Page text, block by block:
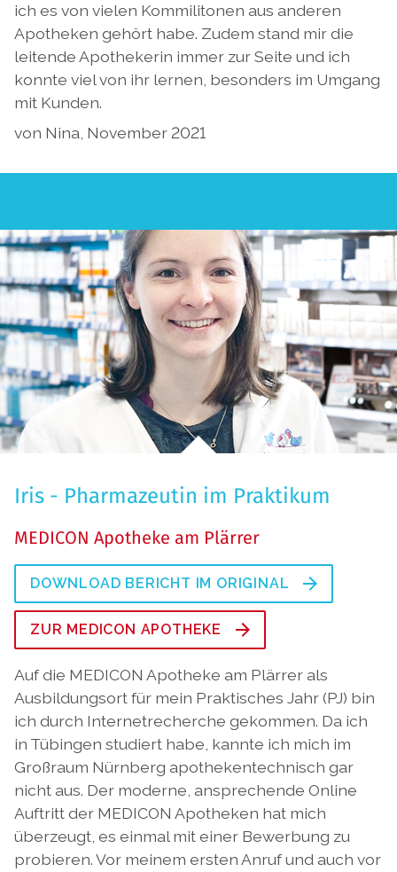
ich es von vielen Kommilitonen aus anderen
Apotheken gehört habe. Zudem stand mir die
leitende Apothekerin immer zur Seite und ich
konnte viel von ihr lernen, besonders im Umgang
mit Kunden.
von Nina, November 2021
Iris - Pharmazeutin im Praktikum
MEDICON Apotheke am Plärrer
DOWNLOAD BERICHT IM ORIGINAL
ZUR MEDICON APOTHEKE
Auf die MEDICON Apotheke am Plärrer als
Ausbildungsort für mein Praktisches Jahr (PJ) bin
ich durch Internetrecherche gekommen. Da ich
in Tübingen studiert habe, kannte ich mich im
Großraum Nürnberg apothekentechnisch gar
nicht aus. Der moderne, ansprechende Online
Auftritt der MEDICON Apotheken hat mich
überzeugt, es einmal mit einer Bewerbung zu
probieren. Vor meinem ersten Anruf und auch vor